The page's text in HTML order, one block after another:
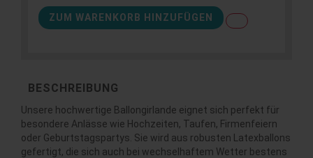
ZUM WARENKORB HINZUFÜGEN
BESCHREIBUNG
Unsere hochwertige Ballongirlande eignet sich perfekt für
besondere Anlässe wie Hochzeiten, Taufen, Firmenfeiern
oder Geburtstagspartys. Sie wird aus robusten Latexballons
gefertigt, die sich auch bei wechselhaftem Wetter bestens